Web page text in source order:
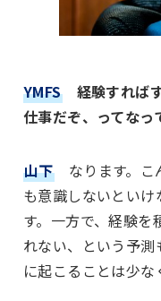
YMFS
経験すれば
仕事だぞ、ってなっ
山下
なります。
も意識しないとい
す。一方で、経験
れない、という予
に起こることは少な